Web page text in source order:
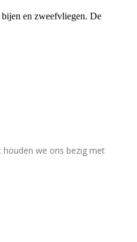
en zweefvliegen. De
houden we ons bezig met